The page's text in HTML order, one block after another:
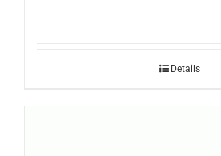
Details